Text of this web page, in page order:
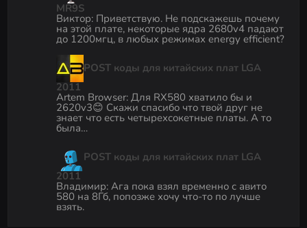
MR9S
Виктор: Приветствую. Не подскажешь почему
на этой плате, некоторые ядра 2680v4 падают
до 1200мгц, в любых режимах energy efficient?
POST коды для китайских плат LGA
2011
Artem Browser:Для RX580 хватило бы и
2620v3😊 Скажи спасибо что твой друг не
знает что есть четырехсокетные платы. А то
была…
POST коды для китайских плат LGA
2011
Владимир:Ага пока взял временно с авито
580 на 8Гб, попозже хочу что-то по лучше
взять.